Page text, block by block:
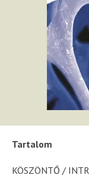
Tartalom
KÖSZÖNTŐ /